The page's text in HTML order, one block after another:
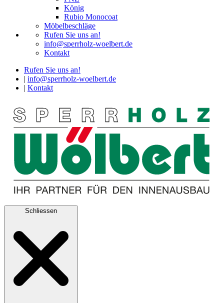
König
Rubio Monocoat
Möbelbeschläge
Rufen Sie uns an!
info@sperrholz-woelbert.de
Kontakt
Rufen Sie uns an!
info@sperrholz-woelbert.de
Kontakt
Schliessen